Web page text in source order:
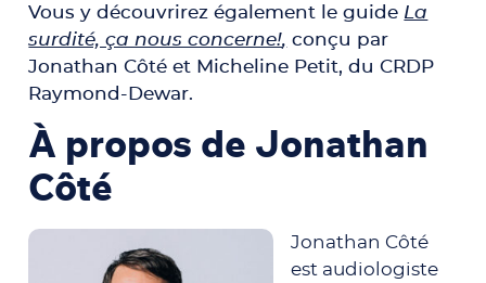
Vous y découvrirez également le guide La
surdité, ça nous concerne!, conçu par
Jonathan Côté et Micheline Petit, du CRDP
Raymond-Dewar.
À propos de Jonathan
Côté
Jonathan Côté
est audiologiste